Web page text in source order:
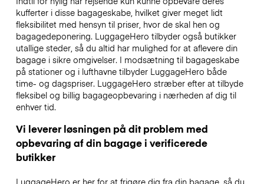
kufferter i disse bagageskabe, hvilket giver meget lidt
fleksibilitet med hensyn til priser, hvor de skal hen og
bagagedeponering. LuggageHero tilbyder også butikker
utallige steder, så du altid har mulighed for at aflevere din
bagage i sikre omgivelser. I modsætning til bagageskabe
på stationer og i lufthavne tilbyder LuggageHero både
time- og dagspriser. LuggageHero stræber efter at tilbyde
fleksibel og billig bagageopbevaring i nærheden af dig til
enhver tid.
Vi leverer løsningen på dit problem med
opbevaring af din bagage i verificerede
butikker
LuggageHero er her for at frigøre dig fra din bagage, så du